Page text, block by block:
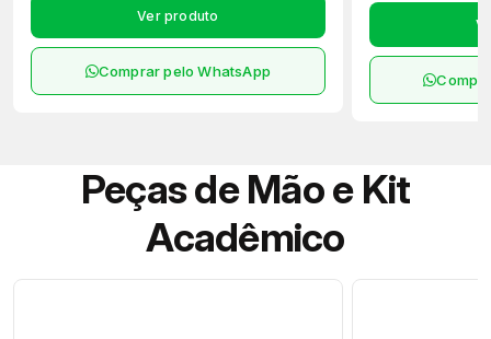
Ver produto
Comprar pelo WhatsApp
Peças de Mão e Kit
Acadêmico